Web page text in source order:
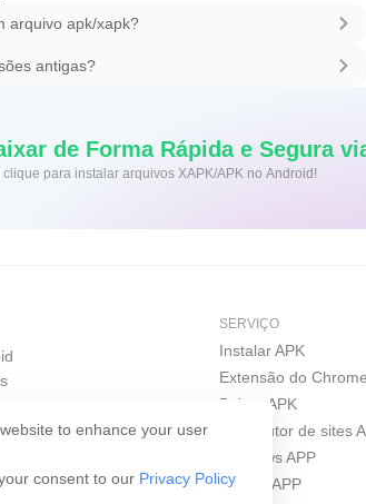
arquivo apk/xapk?
antigas?
de Forma Rápida e Segura
clique para instalar arquivos XAPK/APK no Android!
to enhance your user
consent to our Privacy Policy
SERVIÇO
Instalar APK
Extensão do Chrome
Baixar APK
Construtor de sites
Windows APP
iPhone APP